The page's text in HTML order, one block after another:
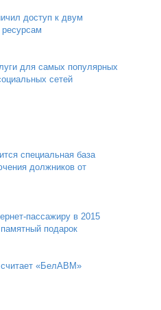
доступ к двум
для самых популярных
сетей
специальная база
должников от
пассажиру в 2015
подарок
«БелАВМ»